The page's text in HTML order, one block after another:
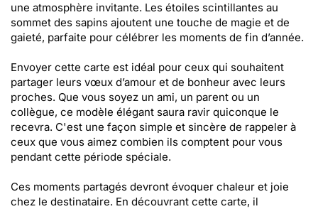
une atmosphère invitante. Les étoiles scintillantes au
sommet des sapins ajoutent une touche de magie et de
gaieté, parfaite pour célébrer les moments de fin d’année.
Envoyer cette carte est idéal pour ceux qui souhaitent
partager leurs vœux d’amour et de bonheur avec leurs
proches. Que vous soyez un ami, un parent ou un
collègue, ce modèle élégant saura ravir quiconque le
recevra. C'est une façon simple et sincère de rappeler à
ceux que vous aimez combien ils comptent pour vous
pendant cette période spéciale.
Ces moments partagés devront évoquer chaleur et joie
chez le destinataire. En découvrant cette carte, il